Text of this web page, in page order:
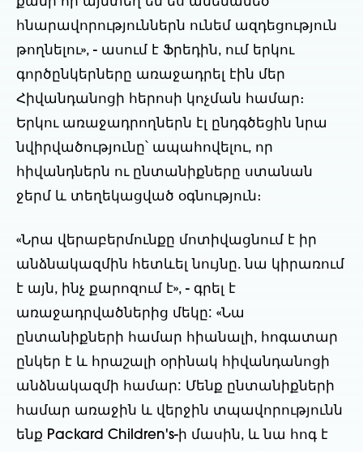
հնարավորություններն ունեմ ազդեցություն
թողնելու», - ասում է Ֆրեդին, ում երկու
գործընկերները առաջադրել էին մեր
Հիվանդանոցի հերոսի կոչման համար։
Երկու առաջադրողներն էլ ընդգծեցին նրա
նվիրվածությունը՝ ապահովելու, որ
հիվանդներն ու ընտանիքները ստանան
ջերմ և տեղեկացված օգնություն։
«Նրա վերաբերմունքը մոտիվացնում է իր
անձնակազմին հետևել նույնը. նա կիրառում
է այն, ինչ քարոզում է», - գրել է
առաջադրվածներից մեկը: «Նա
ընտանիքների համար հիանալի, հոգատար
ընկեր է և հրաշալի օրինակ հիվանդանոցի
անձնակազմի համար: Մենք ընտանիքների
համար առաջին և վերջին տպավորությունն
ենք Packard Children's-ի մասին, և նա հոգ է